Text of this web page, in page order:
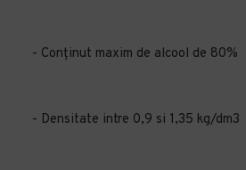
- Conținut maxim de alcool de 80%
- Densitate intre 0,9 si 1,35 kg/dm3